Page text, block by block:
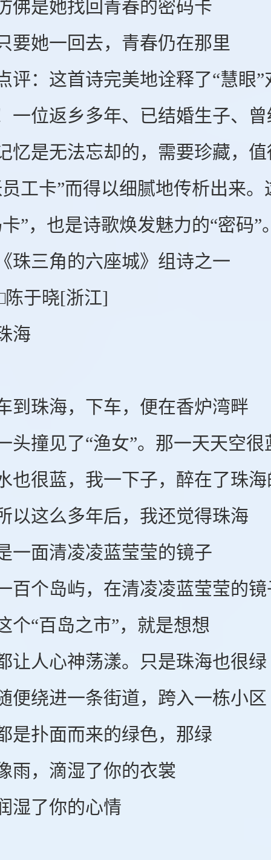
她找回青春的密码卡
一回去，青春仍在那里
这首诗完美地诠释了“慧眼”
一位返乡多年、已结婚生子、
忆是无法忘却的，需要珍藏，
工卡”而得以细腻地传析出来
”，也是诗歌焕发魅力的“密码”
角的六座城》组诗之一
晓[浙江]
海，下车，便在香炉湾畔
见了“渔女”。那一天天空很
蓝，我一下子，醉在了珠海
么多年后，我还觉得珠海
清凌凌蓝莹莹的镜子
岛屿，在清凌凌蓝莹莹的镜
百岛之市”，就是想想
心神荡漾。只是珠海也很绿
进一条街道，跨入一栋小区
面而来的绿色，那绿
滴湿了你的衣裳
了你的心情